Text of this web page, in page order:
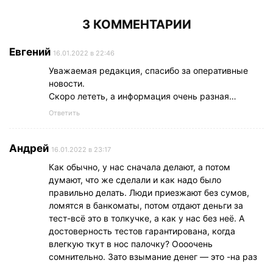
3 КОММЕНТАРИИ
Евгений 16.01.2022 в 22:46
Уважаемая редакция, спасибо за оперативные
новости.
Скоро лететь, а информация очень разная…
Ответить
Андрей 16.01.2022 в 23:17
Как обычно, у нас сначала делают, а потом
думают, что же сделали и как надо было
правильно делать. Люди приезжают без сумов,
ломятся в банкоматы, потом отдают деньги за
тест-всё это в толкучке, а как у нас без неё. А
достоверность тестов гарантирована, когда
влегкую ткут в нос палочку? Оооочень
сомнительно. Зато взымание денег — это -на раз